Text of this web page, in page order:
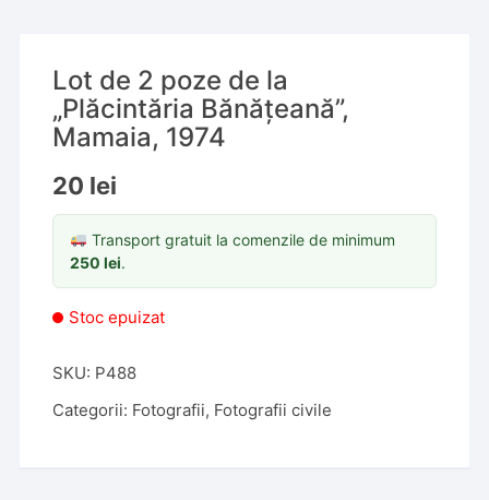
Lot de 2 poze de la
„Plăcintăria Bănățeană”,
Mamaia, 1974
20 lei
Transport gratuit la comenzile de minimum
250lei.
Stoc epuizat
SKU: P488
Categorii: Fotografii, Fotografii civile